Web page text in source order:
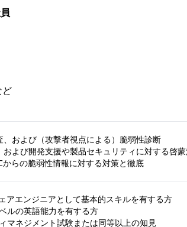
ど
、および（攻撃者視点による）脆弱性診断
および開発支援や製品セキュリティに対する啓
からの脆弱性情報に対する対策と徹底
アエンジニアとして基本的スキルを有する方
ルの英語能力を有する方
マネジメント試験または同等以上の知見